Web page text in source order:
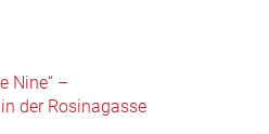
Nine“ –
der Rosinagasse